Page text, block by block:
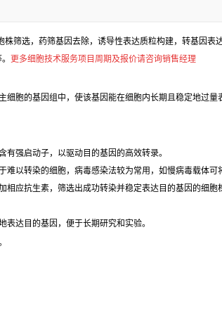
筛选，药筛基因去除，诱导性表达质粒构建，转基因
更多细胞技术服务项目周期及报价请咨询销售经理
细胞的基因组中，使该基因能在细胞内长期且稳定地过
强启动子，以驱动目的基因的高效转录。
以转染的细胞，病毒感染法较为常用，如慢病毒载体可
应抗生素，筛选出成功转染并稳定表达目的基因的细胞
达目的基因，便于长期研究和实验。